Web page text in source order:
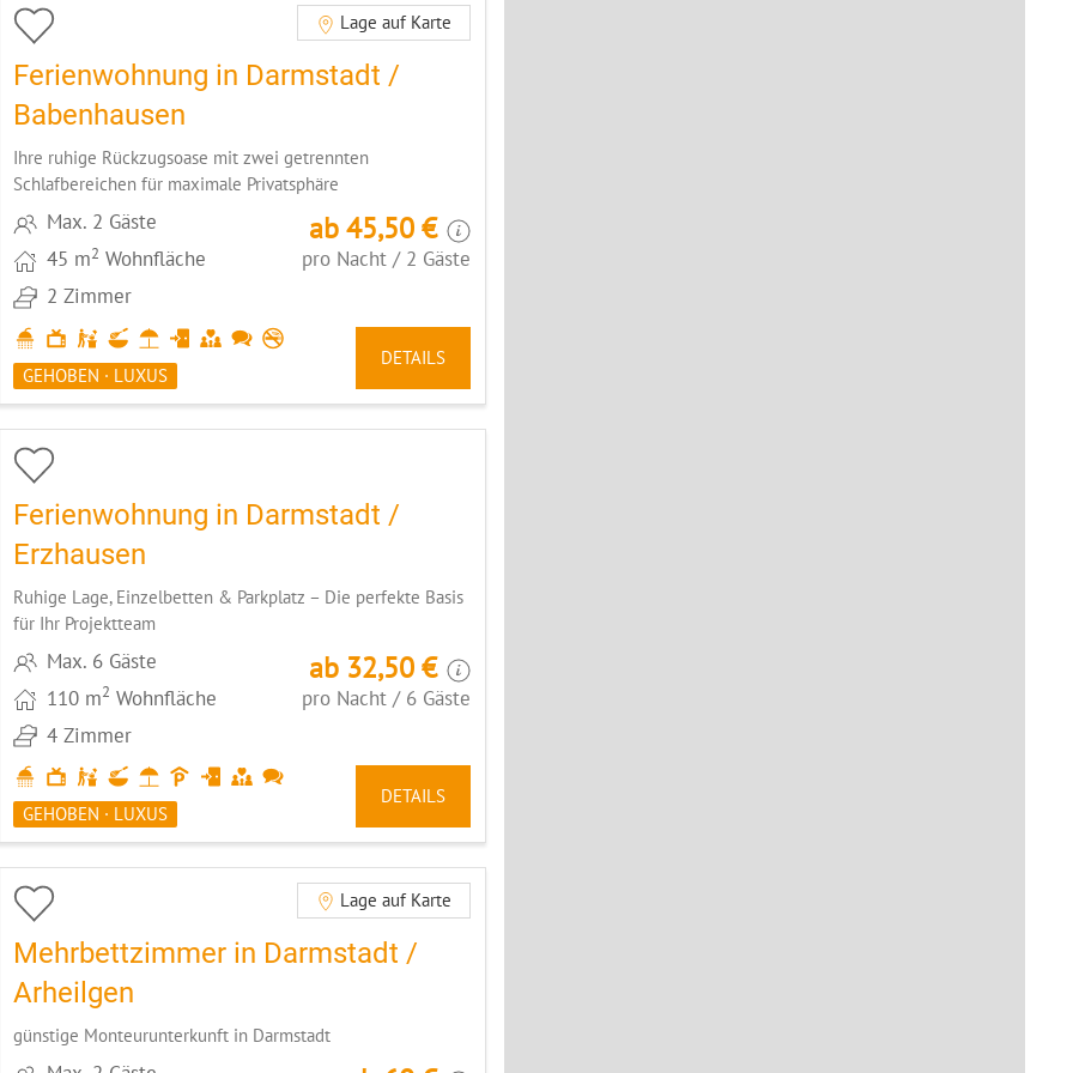
Lage auf Karte
Ferienwohnung in Darmstadt /
Babenhausen
Ihre ruhige Rückzugsoase mit zwei getrennten
Schlafbereichen für maximale Privatsphäre
Max. 2 Gäste
45 m2 Wohnfläche
2 Zimmer
GEHOBEN · LUXUS
ab 45,50 €
pro Nacht / 2 Gäste
DETAILS
Ferienwohnung in Darmstadt /
Erzhausen
Ruhige Lage, Einzelbetten & Parkplatz – Die perfekte Basis
für Ihr Projektteam
Max. 6 Gäste
110 m2 Wohnfläche
4 Zimmer
GEHOBEN · LUXUS
ab 32,50 €
pro Nacht / 6 Gäste
DETAILS
Lage auf Karte
Mehrbettzimmer in Darmstadt /
Arheilgen
günstige Monteurunterkunft in Darmstadt